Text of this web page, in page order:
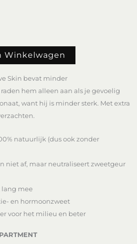
Winkelwagen
Skin bevat minder
hem alleen aan als je gevoelig
want hij is minder sterk. Met extra
natuurlijk (dus ook zonder
niet af, maar neutraliseert zweetgeur
lang mee
en hormoonzweet
voor het milieu en beter